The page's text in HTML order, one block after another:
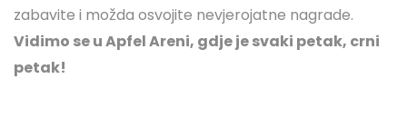
zabavite i možda osvojite nevjerojatne nagrade.
Vidimo se u Apfel Areni, gdje je svaki petak, crni
petak!